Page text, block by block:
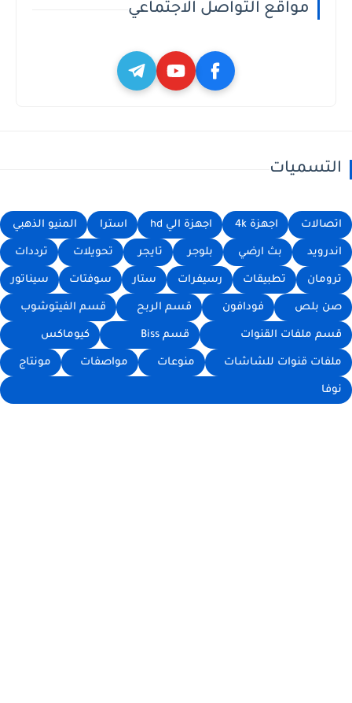
مواقع التواصل الاجتماعي
التسميات
اتصالات اجهزة 4k اجهزة الي hd استرا المنيو الذهبي
اندرويد بث ارضي بلوجر تايجر تحويلات ترددات
ترومان تطبيقات رسيفرات ستار سوفتات سيناتور
صن بلص فودافون قسم الربح قسم الفيتوشوب
قسم ملفات القنوات قسم Biss كيوماكس
ملفات قنوات للشاشات منوعات مواصفات مونتاج
نوفا